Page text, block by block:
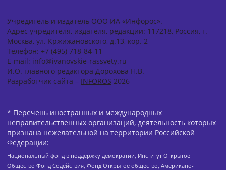
Учредитель и издатель ООО ИА «Инфорос».
Адрес учредителя, издателя, редакции: 117218, Россия, г.
Москва, ул. Кржижановского, д.13, кор. 2
Телефон: +7 (495) 718-84-11
E-mail: info@ivanovskie-rassvety.ru
И.О. главного редактора Дорохова Н.В.
Разработчик сайта – INFOROS 2026
* Перечень иностранных и международных
неправительственных организаций, деятельность которых
признана нежелательной на территории Российской
Федерации:
Национальный фонд в поддержку демократии, Институт Открытое
Общество Фонд Содействия, Фонд Открытое общество, Американо-